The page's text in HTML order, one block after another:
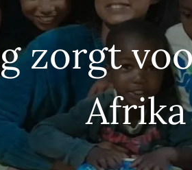
zorgt
Afrika